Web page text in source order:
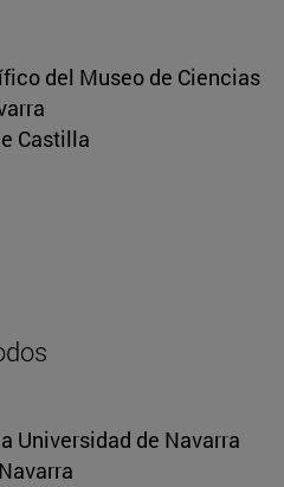
del Museo de Ciencias
Castilla
Universidad de Navarra